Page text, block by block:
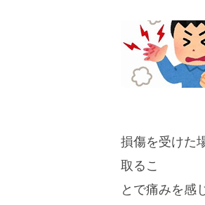
損傷を受けた
取るこ
とで痛みを感